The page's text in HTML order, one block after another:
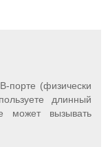
порте (физически
длинный
может вызывать